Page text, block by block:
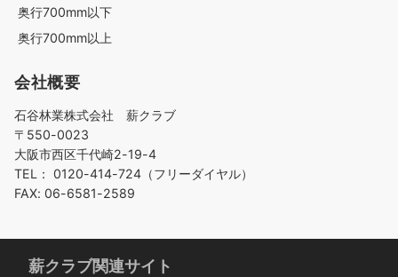
奥行700mm以下
奥行700mm以上
会社概要
石谷林業株式会社 薪クラブ
〒550-0023
大阪市西区千代崎2-19-4
TEL： 0120-414-724（フリーダイヤル）
FAX: 06-6581-2589
薪クラブ関連サイト